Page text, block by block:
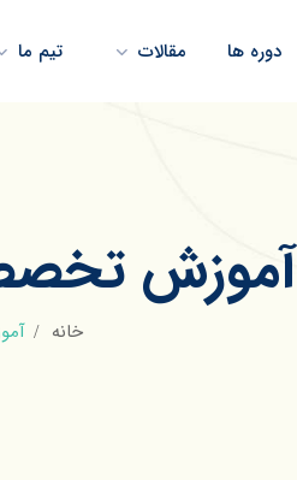
دوره ها مقالات تیم ما
آموزش
خانه